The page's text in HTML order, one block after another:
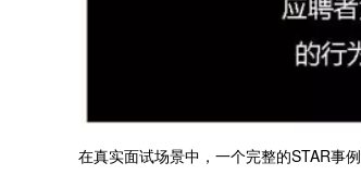
在真实面试场景中，一个完整的STAR事